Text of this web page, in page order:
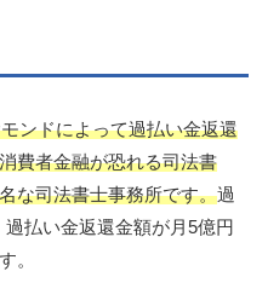
ンドによって過払い金返還
費者金融が恐れる司法書
な司法書士事務所です。過
払い金返還金額が月5億円
。